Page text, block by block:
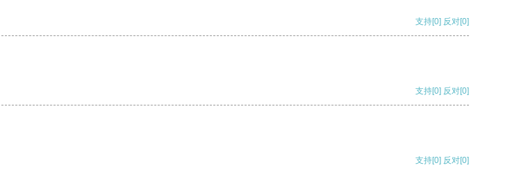
支持[0] 反对[0]
支持[0] 反对[0]
支持[0] 反对[0]